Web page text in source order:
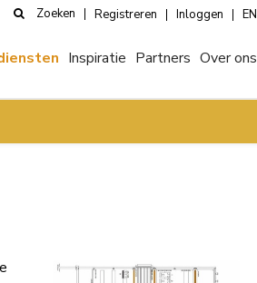
Zoeken Registreren Inloggen EN
Inspiratie Partners Over ons